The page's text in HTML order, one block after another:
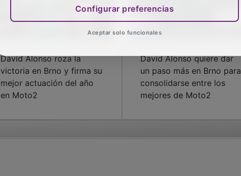
David Alonso roza la
victoria en Brno y firma su
mejor actuación del año
en Moto2
David Alonso quiere dar
un paso más en Brno para
consolidarse entre los
mejores de Moto2
Configurar preferencias
Aceptar solo funcionales